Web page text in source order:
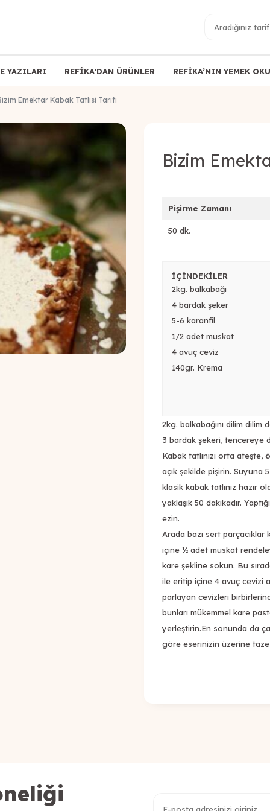
YAZILARI REFİKA'DAN ÜRÜNLER REFİKA’NIN YEMEK
Emektar Kabak Tatlisi Tarifi
Bizim
Pişirme Zamanı
50 dk.
İÇİNDEKİLER
2kg. balkabağı
4 bardak şeker
5-6 karanfil
1/2 adet muskat
4 avuç ceviz
140gr. Krema
2kg. balkabağını dilim
3 bardak şekeri, tencereye
Kabak tatlınızı orta ateşte,
açık şekilde pişirin. Suyuna
klasik kabak tatlınız hazır
yaklaşık 50 dakikadır.
ezin.
Arada bazı sert parçacıklar
içine ½ adet muskat
kare şekline sokun. Bu
ile eritip içine 4 avuç cevizi
parlayan cevizleri
bunları mükemmel kare
yerleştirin.En sonunda da
göre eserinizin üzerine